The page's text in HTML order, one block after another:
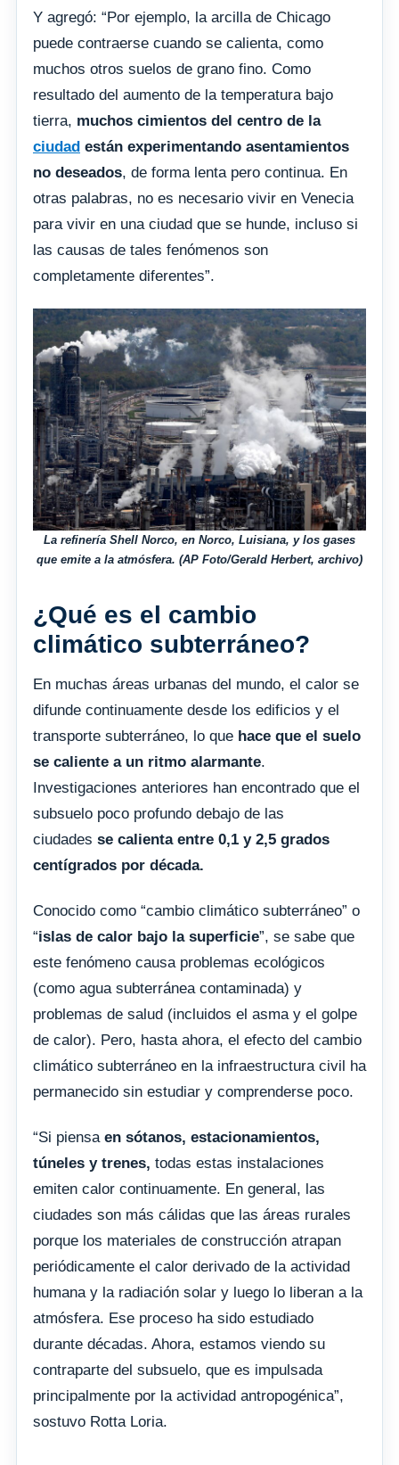
Y agregó: “Por ejemplo, la arcilla de Chicago
puede contraerse cuando se calienta, como
muchos otros suelos de grano fino. Como
resultado del aumento de la temperatura bajo
tierra, muchos cimientos del centro de la
ciudad están experimentando asentamientos
no deseados, de forma lenta pero continua. En
otras palabras, no es necesario vivir en Venecia
para vivir en una ciudad que se hunde, incluso si
las causas de tales fenómenos son
completamente diferentes”.
La refinería Shell Norco, en Norco, Luisiana, y los gases
que emite a la atmósfera. (AP Foto/Gerald Herbert, archivo)
¿Qué es el cambio
climático subterráneo?
En muchas áreas urbanas del mundo, el calor se
difunde continuamente desde los edificios y el
transporte subterráneo, lo que hace que el suelo
se caliente a un ritmo alarmante.
Investigaciones anteriores han encontrado que el
subsuelo poco profundo debajo de las
ciudades se calienta entre 0,1 y 2,5 grados
centígrados por década.
Conocido como “cambio climático subterráneo” o
“islas de calor bajo la superficie”, se sabe que
este fenómeno causa problemas ecológicos
(como agua subterránea contaminada) y
problemas de salud (incluidos el asma y el golpe
de calor). Pero, hasta ahora, el efecto del cambio
climático subterráneo en la infraestructura civil ha
permanecido sin estudiar y comprenderse poco.
“Si piensa en sótanos, estacionamientos,
túneles y trenes, todas estas instalaciones
emiten calor continuamente. En general, las
ciudades son más cálidas que las áreas rurales
porque los materiales de construcción atrapan
periódicamente el calor derivado de la actividad
humana y la radiación solar y luego lo liberan a la
atmósfera. Ese proceso ha sido estudiado
durante décadas. Ahora, estamos viendo su
contraparte del subsuelo, que es impulsada
principalmente por la actividad antropogénica”,
sostuvo Rotta Loria.